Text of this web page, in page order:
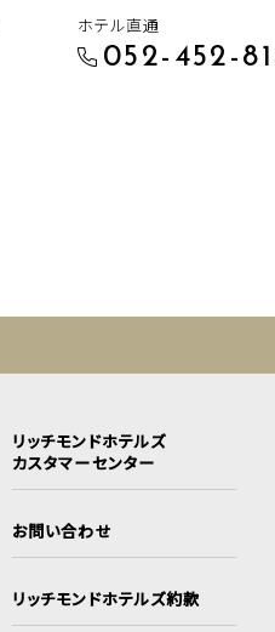
ホテル直通
052-452-
リッチモンドホテルズ
カスタマーセンター
お問い合わせ
リッチモンドホテルズ約款